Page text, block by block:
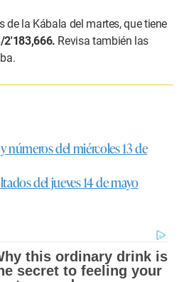
de la Kábala del martes, que tiene
2′183,666. Revisa también las
números del miércoles 13 de
del jueves 14 de mayo